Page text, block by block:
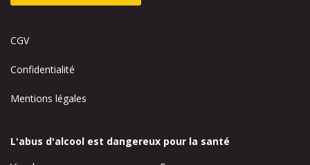
CGV
Confidentialité
Mentions légales
L'abus d'alcool est dangereux pour la santé